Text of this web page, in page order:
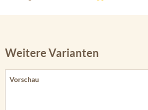
Weitere Varianten